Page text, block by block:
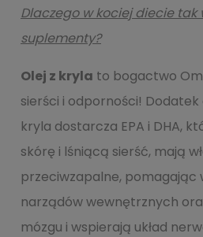
Dlaczego w kociej diecie tak
suplementy?
Olej z kryla to bogactwo
sierści i odporności! Dodatek
kryla dostarcza EPA i DHA,
skórę i lśniącą sierść, mają
przeciwzapalne, pomagając
narządów wewnętrznych
mózgu i wspierają układ